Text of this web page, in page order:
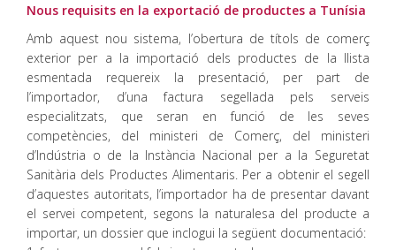
Nous requisits en la exportació de productes a Tunísia
Amb aquest nou sistema, l’obertura de títols de comerç
exterior per a la importació dels productes de la llista
esmentada requereix la presentació, per part de
l’importador, d’una factura segellada pels serveis
especialitzats, que seran en funció de les seves
competències, del ministeri de Comerç, del ministeri
d’Indústria o de la Instància Nacional per a la Seguretat
Sanitària dels Productes Alimentaris. Per a obtenir el segell
d’aquestes autoritats, l’importador ha de presentar davant
el servei competent, segons la naturalesa del producte a
importar, un dossier que inclogui la següent documentació: